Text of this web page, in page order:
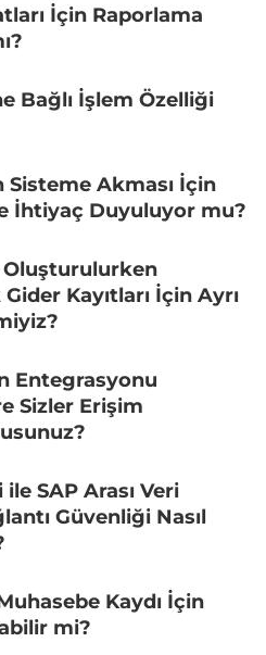
İçin Raporlama
Bağlı İşlem Özelliği
Akması İçin
İhtiyaç Duyuluyor mu?
Oluşturulurken
Kayıtları İçin Ayrı
Entegrasyonu
Sizler Erişim
SAP Arası Veri
Güvenliği Nasıl
Kaydı İçin
mi?